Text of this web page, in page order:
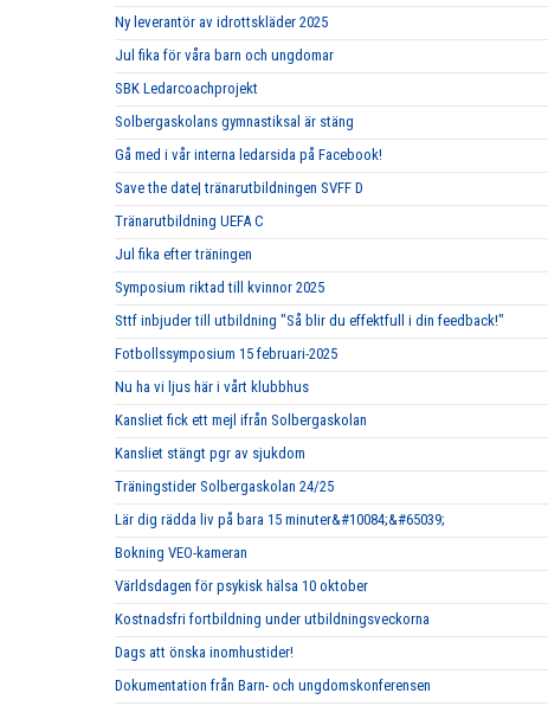
Ny leverantör av idrottskläder 2025
Jul fika för våra barn och ungdomar
SBK Ledarcoachprojekt
Solbergaskolans gymnastiksal är stäng
Gå med i vår interna ledarsida på Facebook!
Save the date| tränarutbildningen SVFF D
Tränarutbildning UEFA C
Jul fika efter träningen
Symposium riktad till kvinnor 2025
Sttf inbjuder till utbildning "Så blir du effektfull i din feedback!"
Fotbollssymposium 15 februari-2025
Nu ha vi ljus här i vårt klubbhus
Kansliet fick ett mejl ifrån Solbergaskolan
Kansliet stängt pgr av sjukdom
Träningstider Solbergaskolan 24/25
Lär dig rädda liv på bara 15 minuter&#10084;&#65039;
Bokning VEO-kameran
Världsdagen för psykisk hälsa 10 oktober
Kostnadsfri fortbildning under utbildningsveckorna
Dags att önska inomhustider!
Dokumentation från Barn- och ungdomskonferensen